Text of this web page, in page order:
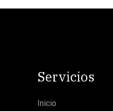
Servicios
Inicio